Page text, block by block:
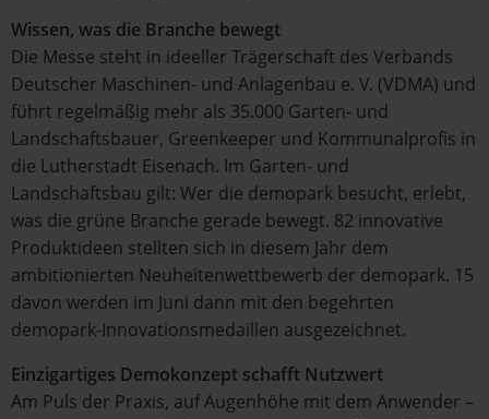
Wissen, was die Branche bewegt
Die Messe steht in ideeller Trägerschaft des Verbands
Deutscher Maschinen- und Anlagenbau e. V. (VDMA) und
führt regelmäßig mehr als 35.000 Garten- und
Landschaftsbauer, Greenkeeper und Kommunalprofis in
die Lutherstadt Eisenach. Im Garten- und
Landschaftsbau gilt: Wer die demopark besucht, erlebt,
was die grüne Branche gerade bewegt. 82 innovative
Produktideen stellten sich in diesem Jahr dem
ambitionierten Neuheitenwettbewerb der demopark. 15
davon werden im Juni dann mit den begehrten
demopark-Innovationsmedaillen ausgezeichnet.
Einzigartiges Demokonzept schafft Nutzwert
Am Puls der Praxis, auf Augenhöhe mit dem Anwender –